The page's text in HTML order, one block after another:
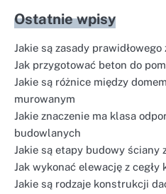
Ostatnie wpisy
Jakie są zasady
Jak przygotować beton do
Jakie są różnice między
murowanym
Jakie znaczenie ma klasa
budowlanych
Jakie są etapy budowy ściany
Jak wykonać elewację z cegły
Jakie są rodzaje konstrukcji